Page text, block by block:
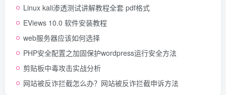
Linux kali渗透测试讲解教程全套 pdf格式
EViews 10.0 软件安装教程
web服务器应该如何选择
PHP安全配置之加固保护wordpress运行安全方法
剪贴板中毒攻击实战分析
网站被反诈拦截怎么办？网站被反诈拦截申诉方法